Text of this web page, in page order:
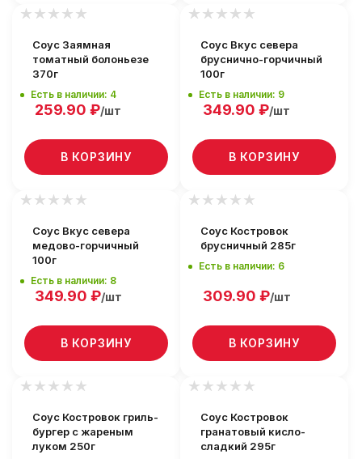
Соус Заямная
томатный болоньезе
370г
Есть в наличии: 4
259.90 ₽/шт
В КОРЗИНУ
Соус Вкус севера
бруснично-горчичный
100г
Есть в наличии: 9
349.90 ₽/шт
В КОРЗИНУ
Соус Вкус севера
медово-горчичный
100г
Есть в наличии: 8
349.90 ₽/шт
В КОРЗИНУ
Соус Костровок
брусничный 285г
Есть в наличии: 6
309.90 ₽/шт
В КОРЗИНУ
Соус Костровок гриль-
бургер с жареным
луком 250г
Соус Костровок
гранатовый кисло-
сладкий 295г